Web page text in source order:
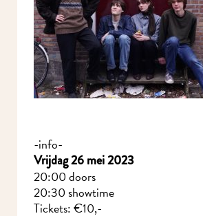
-info-
Vrijdag 26 mei 2023
20:00 doors
20:30 showtime
Tickets: €10,-
MidWest.